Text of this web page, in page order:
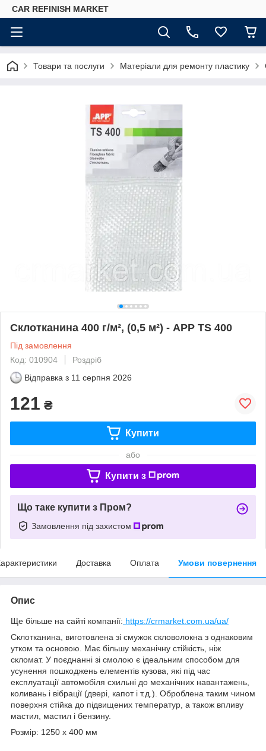
CAR REFINISH MARKET
Товари та послуги Матеріали для ремонту пластику
Склотканина 400 г/м², (0,5 м²) - APP TS 400
Під замовлення
Код: 010904
Роздріб
Відправка з 11 серпня 2026
121 ₴
Купити
або
Купити з
Що таке купити з Пром?
Замовлення під захистом
Доставка Оплата Умови повернення
Опис
Ще більше на сайті компанії: https://crmarket.com.ua/ua/
Склотканина, виготовлена зі смужок скловолокна з однаковим
утком та основою. Має більшу механічну стійкість, ніж
скломат. У поєднанні зі смолою є ідеальним способом для
усунення пошкоджень елементів кузова, які під час
експлуатації автомобіля схильні до механічних навантажень,
коливань і вібрації (двері, капот і т.д.). Оброблена таким чином
поверхня стійка до підвищених температур, а також впливу
мастил, мастил і бензину.
Розмір: 1250 x 400 мм